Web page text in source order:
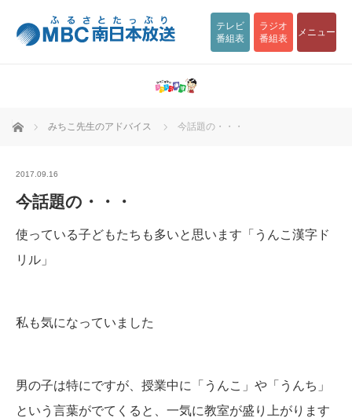
テレビ
番組表
ラジオ
番組表
メニュー
ホーム みちこ先生のアドバイス 今話題の・・・
2017.09.16
今話題の・・・
使っている子どもたちも多いと思います「うんこ漢字ド
リル」
私も気になっていました
男の子は特にですが、授業中に「うんこ」や「うんち」
という言葉がでてくると、一気に教室が盛り上がります